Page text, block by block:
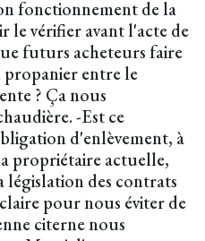
fonctionnement de la
le vérifier avant l'acte de
futurs acheteurs faire
entre le
? Ça nous
-Est ce
d'enlèvement, à
propriétaire actuelle,
législation des contrats
pour nous éviter de
citerne nous